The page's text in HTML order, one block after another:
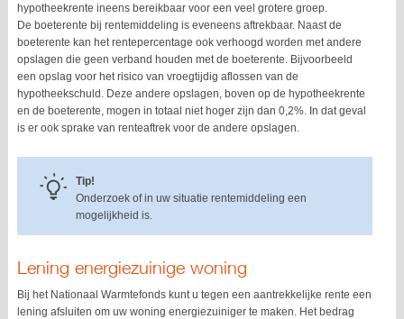
hypotheekrente ineens bereikbaar voor een veel grotere groep.
De boeterente bij rentemiddeling is eveneens aftrekbaar. Naast de
boeterente kan het rentepercentage ook verhoogd worden met andere
opslagen die geen verband houden met de boeterente. Bijvoorbeeld
een opslag voor het risico van vroegtijdig aflossen van de
hypotheekschuld. Deze andere opslagen, boven op de hypotheekrente
en de boeterente, mogen in totaal niet hoger zijn dan 0,2%. In dat geval
is er ook sprake van renteaftrek voor de andere opslagen.
Tip!
Onderzoek of in uw situatie rentemiddeling een
mogelijkheid is.
Lening energiezuinige woning
Bij het Nationaal Warmtefonds kunt u tegen een aantrekkelijke rente een
lening afsluiten om uw woning energiezuiniger te maken. Het bedrag